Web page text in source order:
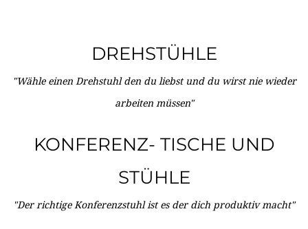
DREHSTÜHLE
"Wähle einen Drehstuhl den du liebst und du wirst nie wieder
arbeiten müssen"
KONFERENZ- TISCHE UND
STÜHLE
"Der richtige Konferenzstuhl ist es der dich produktiv macht"